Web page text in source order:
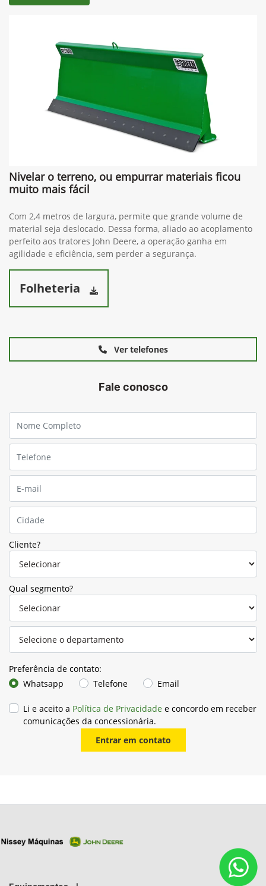
Nivelar o terreno, ou empurrar materiais ficou
muito mais fácil
Com 2,4 metros de largura, permite que grande volume de
material seja deslocado. Dessa forma, aliado ao acoplamento
perfeito aos tratores John Deere, a operação ganha em
agilidade e eficiência, sem perder a segurança.
Folheteria
Ver telefones
Fale conosco
Cliente?
Qual segmento?
Preferência de contato:
Whatsapp
Telefone Email
Li e aceito a Política de Privacidade e concordo em receber
comunicações da concessionária.
Entrar em contato